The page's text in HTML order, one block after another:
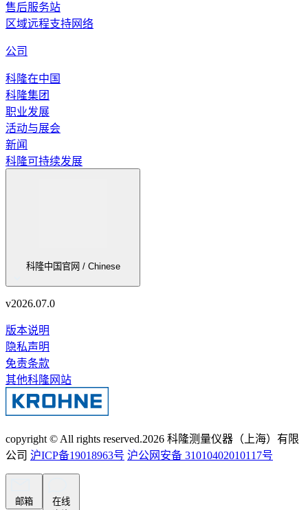
售后服务站
区域远程支持网络
公司
科隆在中国
科隆集团
职业发展
活动与展会
新闻
科隆可持续发展
科隆中国官网 / Chinese
v2026.07.0
版本说明
隐私声明
免责条款
其他科隆网站
copyright © All rights reserved.2026 科隆测量仪器（上海）有限
公司 沪ICP备19018963号 沪公网安备 31010402010117号
邮箱
在线